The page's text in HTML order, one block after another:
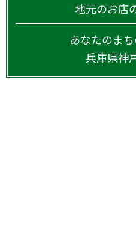
地元のお店
あなたのま
兵庫県神